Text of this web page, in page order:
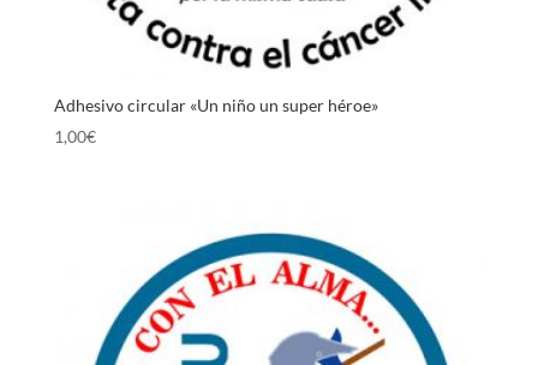
Adhesivo circular «Un niño un super héroe»
1,00€